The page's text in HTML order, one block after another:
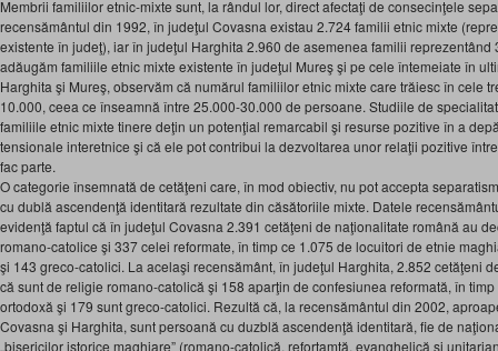
Membrii familiilor etnic-mixte sunt, la rândul lor, direct afectaţi de consecinţele
recensământul din 1992, în judeţul Covasna existau 2.724 familii etnic mixte
existente în judeţ), iar în judeţul Harghita 2.960 de asemenea familii reprezentând
adăugăm familiile etnic mixte existente în judeţul Mureş şi pe cele întemeiate în
Harghita şi Mureş, observăm că numărul familiilor etnic mixte care trăiesc în cele
10.000, ceea ce înseamnă între 25.000-30.000 de persoane. Studiile de
familiile etnic mixte tinere deţin un potenţial remarcabil şi resurse pozitive în a
tensionale interetnice şi că ele pot contribui la dezvoltarea unor relaţii pozitive
fac parte.
O categorie însemnată de cetăţeni care, în mod obiectiv, nu pot accepta
cu dublă ascendenţă identitară rezultate din căsătoriile mixte. Datele
evidenţă faptul că în judeţul Covasna 2.391 cetăţeni de naţionalitate română au
romano-catolice şi 337 celei reformate, în timp ce 1.075 de locuitori de etnie
şi 143 greco-catolici. La acelaşi recensământ, în judeţul Harghita, 2.852 cetăţeni
că sunt de religie romano-catolică şi 158 aparţin de confesiunea reformată, în
ortodoxă şi 179 sunt greco-catolici. Rezultă că, la recensământul din 2002,
Covasna şi Harghita, sunt persoană cu duzblă ascendenţă identitară, fie de
„bisericilor istorice maghiare” (romano-catolică, refortamtă, evanghelică şi